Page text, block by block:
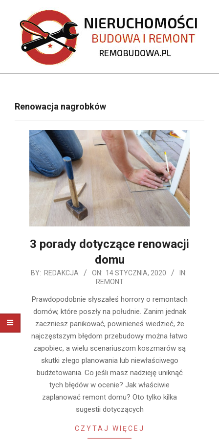
content
REMOBUDOWA.PL
NavigationRenowacja nagrobków
3 porady dotyczące renowacji
domu
2020-
14
BY: REDAKCJA ON: 14 STYCZNIA, 2020
IN:
REMONT
Prawdopodobnie słyszałeś horrory o remontach
domów, które poszły na południe. Zanim jednak
zaczniesz panikować, powinieneś wiedzieć, że
najczęstszym błędom przebudowy można łatwo
zapobiec, a wielu scenariuszom koszmarów są
skutki złego planowania lub niewłaściwego
budżetowania. Co jeśli masz nadzieję uniknąć
tych błędów w ocenie? Jak właściwie
zaplanować remont domu? Oto tylko kilka
sugestii dotyczących
CZYTAJ WIĘCEJ